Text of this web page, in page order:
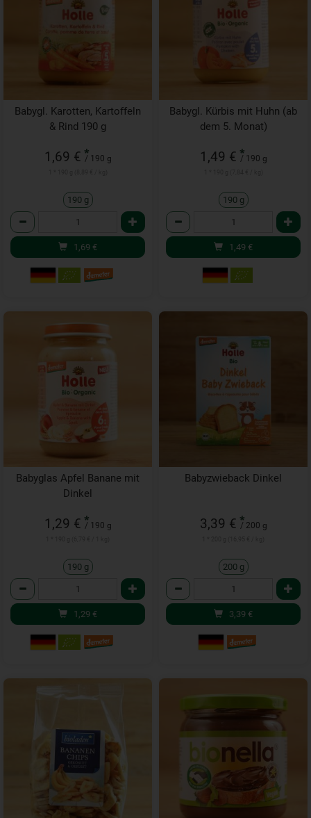
Babygl. Karotten, Kartoffeln
& Rind 190 g
1,69 € *
/ 190 g
190 g
Anzahl
1,69 €
Babygl. Kürbis mit Huhn (ab
dem 5. Monat)
1,49 € *
/ 190 g
190 g
Anzahl
1,49 €
Babyglas Apfel Banane mit
Dinkel
1,29 € *
/ 190 g
190 g
Anzahl
1,29 €
Babyzwieback Dinkel
3,39 € *
/ 200 g
200 g
Anzahl
3,39 €